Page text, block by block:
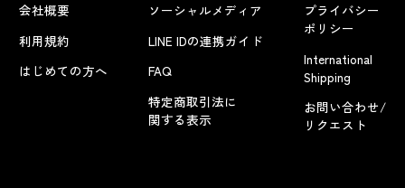
会社概要
利用規約
はじめての方へ
ソーシャルメディア
LINE IDの連携ガイド
FAQ
特定商取引法に
関する表示
プライバシー
ポリシー
International
Shipping
お問い合わせ/
リクエスト